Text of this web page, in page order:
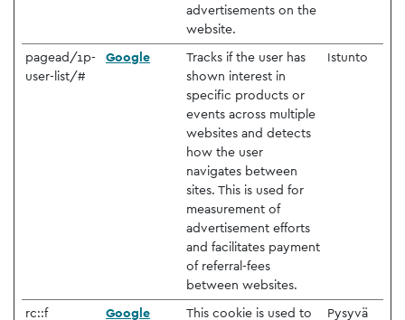
advertisements on the
website.
pagead/1p-
user-list/#
Google
Tracks if the user has
shown interest in
specific products or
events across multiple
websites and detects
how the user
navigates between
sites. This is used for
measurement of
advertisement efforts
and facilitates payment
of referral-fees
between websites.
Istunto
rc::f Google
This cookie is used to
Pysyvä